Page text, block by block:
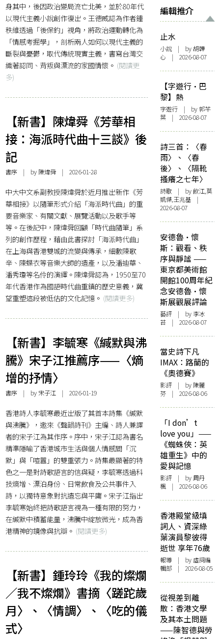
身其中，後因政治變局流亡北美，並於80年代
以現代主義小說創作復出。王德威認為作者鍾
秩維透過「後保釣」視角，將政治運動轉化為
「情感考掘學」，剖析兩人如何以現代主義的
斷裂與憂鬱，取代傳統現實主義，書寫台灣交
織著認同、背叛與漂流的家國情懷。 (閱讀更
多)
【新書】陳煒舜《芳華相
接：海派時代曲十三談》後
記
書序 | by 陳煒舜 | 2026-01-28
中大中文系副教授陳煒舜於近月推出新作《芳
華相接》以隨筆形式介紹「海派時代曲」的重
要音樂家、有關文獻、展覽活動以及歌手等
等。在後記中，陳煒舜回顧「時代曲隨筆」系
列的創作歷程，藉由此書探討「海派時代曲」
在上海與香港雙城的流變與傳承，細數陳歌
辛、陳蝶衣等音樂大師的遺產，以及潘迪華、
潘秀瓊等名伶的演繹。陳煒舜認為，1950至70
年代香港作為國語時代曲重鎮的歷史意義，冀
望重塑這段被低估的文化記憶。 (閱讀更多)
【新書】李毓寒《緘默與沸
騰》宋子江推薦序——〈熵
增的抒情〉
書序 | by 宋子江 | 2026-01-19
香港詩人李毓寒最近出版了其首本詩集《緘默
與沸騰》，邀來《聲韻詩刊》主編、詩人兼譯
者的宋子江為其作序。序中，宋子江認為書名
精準隱喻了香港城市生活與個人情感間「沉
默」與「喧囂」的雙重張力。詩集最顯著的特
色之一是對詩歌語言的信與疑，李毓寒透過科
技熵增、漂泊身份、日常飲食及公共事件入
詩，以獨特意象對抗遺忘與平庸。宋子江指出
李毓寒始終把詩歌語言視為一種有限的努力，
在緘默中積蓄能量，沸騰中綻放微光，成為香
港精神的鏡像與抗辯。 (閱讀更多)
【新書】鍾玲玲《我的燦爛
／我不燦爛》書摘〈蹉跎歲
月〉、〈情調〉、〈吃的儀
式〉
編輯推介
止水
小說 | by 胡韡
心 | 2026-08-07
【字遊行·巴
黎】熱
字遊行 | by 郭芊
葉 | 2026-08-07
詩三首：〈春
雨〉、〈春
後〉、〈隔靴
搔癢之七年〉
詩歌 | by 飲江,莫
凱傑,王兆基 |
2026-08-07
安德魯·懷
斯：觀看、秩
序與靜謐 ——
東京都美術館
開館100周年紀
念安德魯·懷
斯展觀展評論
藝評 | by 李冰
苔 | 2026-08-07
當史詩下凡
IMAX：路蘭的
《奧德賽》
影評 | by 陳麗
芬 | 2026-08-06
「I don’t
love you」——
《蜘蛛俠：英
雄重生》中的
愛與記憶
影評 | by周丹
楓 | 2026-08-06
香港殿堂級填
詞人、資深綠
葉演員黎彼得
逝世 享年76歲
報導 | by 虛詞編
輯部 | 2026-08-05
從視差到離
散：香港文學
及其本土問題
——陳智德與勞